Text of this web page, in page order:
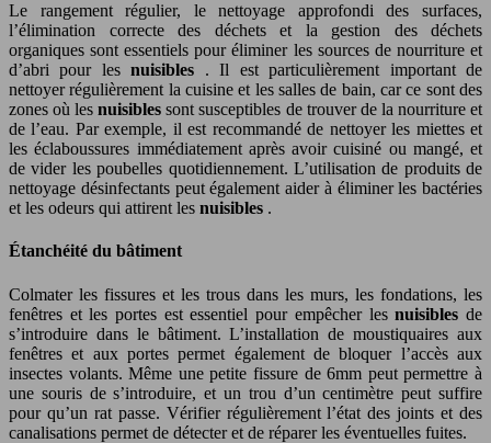
Le rangement régulier, le nettoyage approfondi des surfaces,
l’élimination correcte des déchets et la gestion des déchets
organiques sont essentiels pour éliminer les sources de nourriture et
d’abri pour lesnuisibles . Il est particulièrement important de
nettoyer régulièrement la cuisine et les salles de bain, car ce sont des
zones où lesnuisiblessont susceptibles de trouver de la nourriture et
de l’eau. Par exemple, il est recommandé de nettoyer les miettes et
les éclaboussures immédiatement après avoir cuisiné ou mangé, et
de vider les poubelles quotidiennement. L’utilisation de produits de
nettoyage désinfectants peut également aider à éliminer les bactéries
et les odeurs qui attirent les nuisibles .
Étanchéité du bâtiment
Colmater les fissures et les trous dans les murs, les fondations, les
fenêtres et les portes est essentiel pour empêcher lesnuisiblesde
s’introduire dans le bâtiment. L’installation de moustiquaires aux
fenêtres et aux portes permet également de bloquer l’accès aux
insectes volants. Même une petite fissure de 6mm peut permettre à
une souris de s’introduire, et un trou d’un centimètre peut suffire
pour qu’un rat passe. Vérifier régulièrement l’état des joints et des
canalisations permet de détecter et de réparer les éventuelles fuites.